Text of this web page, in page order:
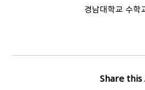
경남대학교 수학
Share